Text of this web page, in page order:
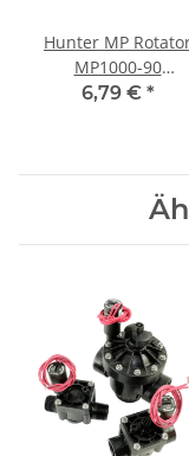
Hunter MP
MP1000-90
Rotationsdüse 90°-
6,79 € *